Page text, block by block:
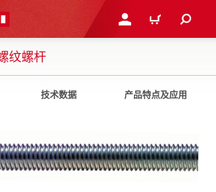
登录或注册购物车
纹螺杆
技术数据 产品特点及应用